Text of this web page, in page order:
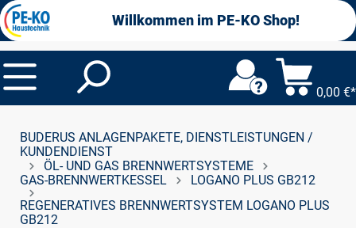
springen Willkommen im PE-KO Shop!
0,00 €*
BUDERUS ANLAGENPAKETE, DIENSTLEISTUNGEN /
KUNDENDIENST
ÖL- UND GAS BRENNWERTSYSTEME
GAS-BRENNWERTKESSEL
LOGANO PLUS GB212
REGENERATIVES BRENNWERTSYSTEM LOGANO PLUS
GB212